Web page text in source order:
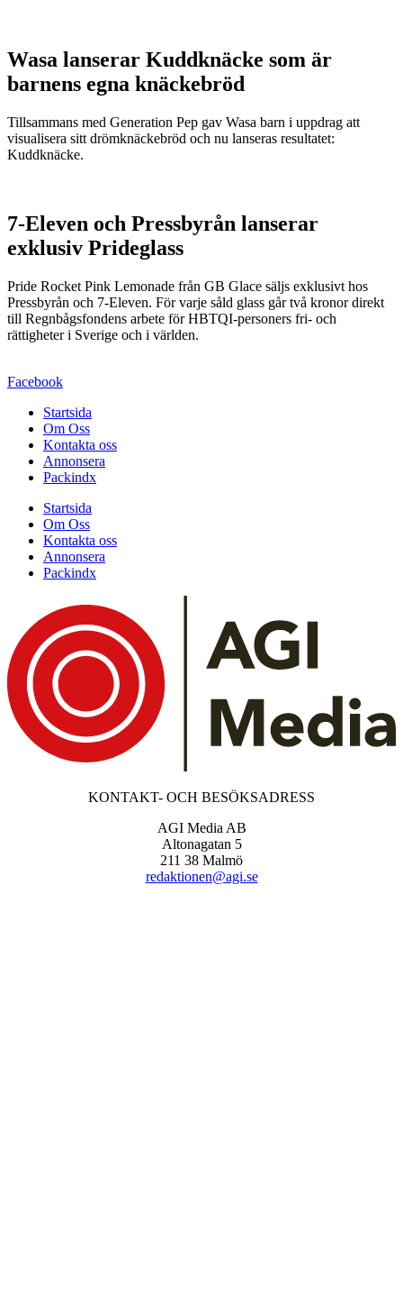
Wasa lanserar Kuddknäcke som är
barnens egna knäckebröd
Tillsammans med Generation Pep gav Wasa barn i uppdrag att
visualisera sitt drömknäckebröd och nu lanseras resultatet:
Kuddknäcke.
7-Eleven och Pressbyrån lanserar
exklusiv Prideglass
Pride Rocket Pink Lemonade från GB Glace säljs exklusivt hos
Pressbyrån och 7-Eleven. För varje såld glass går två kronor direkt
till Regnbågsfondens arbete för HBTQI-personers fri- och
rättigheter i Sverige och i världen.
Facebook
Startsida
Om Oss
Kontakta oss
Annonsera
Packindx
Startsida
Om Oss
Kontakta oss
Annonsera
Packindx
KONTAKT- OCH BESÖKSADRESS
AGI Media AB
Altonagatan 5
211 38 Malmö
redaktionen@agi.se